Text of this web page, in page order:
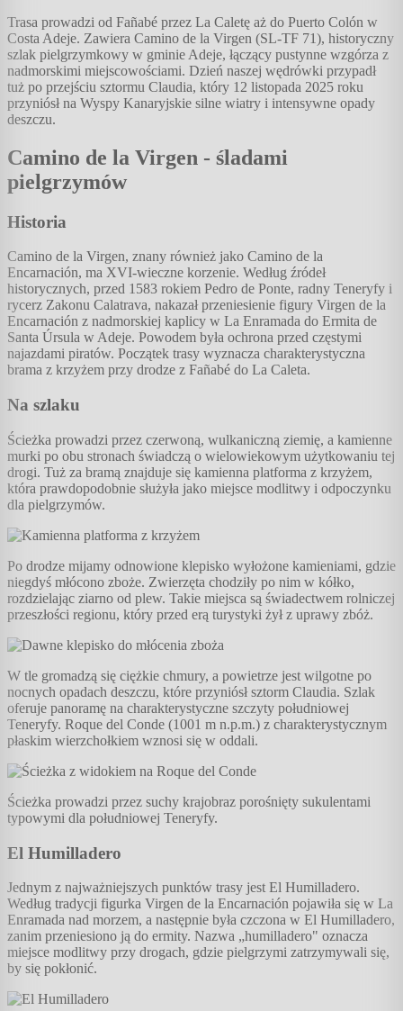
Trasa prowadzi od Fañabé przez La Caletę aż do Puerto Colón w
Costa Adeje. Zawiera Camino de la Virgen (SL-TF 71), historyczny
szlak pielgrzymkowy w gminie Adeje, łączący pustynne wzgórza z
nadmorskimi miejscowościami. Dzień naszej wędrówki przypadł
tuż po przejściu sztormu Claudia, który 12 listopada 2025 roku
przyniósł na Wyspy Kanaryjskie silne wiatry i intensywne opady
deszczu.
Camino de la Virgen - śladami
pielgrzymów
Historia
Camino de la Virgen, znany również jako Camino de la
Encarnación, ma XVI-wieczne korzenie. Według źródeł
historycznych, przed 1583 rokiem Pedro de Ponte, radny Teneryfy i
rycerz Zakonu Calatrava, nakazał przeniesienie figury Virgen de la
Encarnación z nadmorskiej kaplicy w La Enramada do Ermita de
Santa Úrsula w Adeje. Powodem była ochrona przed częstymi
najazdami piratów. Początek trasy wyznacza charakterystyczna
brama z krzyżem przy drodze z Fañabé do La Caleta.
Na szlaku
Ścieżka prowadzi przez czerwoną, wulkaniczną ziemię, a kamienne
murki po obu stronach świadczą o wielowiekowym użytkowaniu tej
drogi. Tuż za bramą znajduje się kamienna platforma z krzyżem,
która prawdopodobnie służyła jako miejsce modlitwy i odpoczynku
dla pielgrzymów.
Po drodze mijamy odnowione klepisko wyłożone kamieniami, gdzie
niegdyś młócono zboże. Zwierzęta chodziły po nim w kółko,
rozdzielając ziarno od plew. Takie miejsca są świadectwem rolniczej
przeszłości regionu, który przed erą turystyki żył z uprawy zbóż.
W tle gromadzą się ciężkie chmury, a powietrze jest wilgotne po
nocnych opadach deszczu, które przyniósł sztorm Claudia. Szlak
oferuje panoramę na charakterystyczne szczyty południowej
Teneryfy. Roque del Conde (1001 m n.p.m.) z charakterystycznym
płaskim wierzchołkiem wznosi się w oddali.
Ścieżka prowadzi przez suchy krajobraz porośnięty sukulentami
typowymi dla południowej Teneryfy.
El Humilladero
Jednym z najważniejszych punktów trasy jest El Humilladero.
Według tradycji figurka Virgen de la Encarnación pojawiła się w La
Enramada nad morzem, a następnie była czczona w El Humilladero,
zanim przeniesiono ją do ermity. Nazwa „humilladero" oznacza
miejsce modlitwy przy drogach, gdzie pielgrzymi zatrzymywali się,
by się pokłonić.